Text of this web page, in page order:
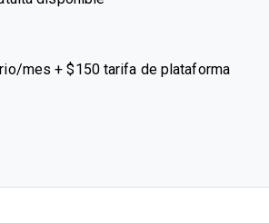
mes + $150 tarifa de plataforma